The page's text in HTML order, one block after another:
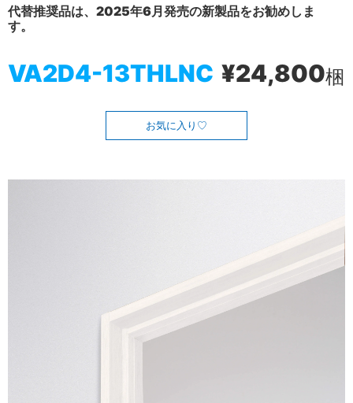
代替推奨品は、2025年6月発売の新製品をお勧めしま
す。
VA2D4-13THLNC ¥24,800梱
お気に入り